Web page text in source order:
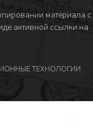
материала с
активной ссылки на
ТЕХНОЛОГИИ